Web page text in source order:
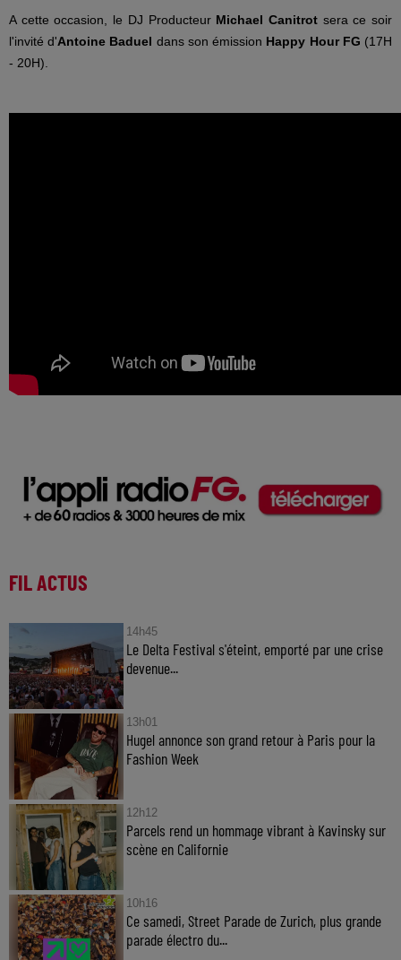
A cette occasion, le DJ Producteur Michael Canitrot sera ce soir
l'invité d'Antoine Baduel dans son émission Happy Hour FG (17H
- 20H).
FIL ACTUS
14h45
Le Delta Festival s'éteint, emporté par une crise
devenue...
13h01
Hugel annonce son grand retour à Paris pour la
Fashion Week
12h12
Parcels rend un hommage vibrant à Kavinsky sur
scène en Californie
10h16
Ce samedi, Street Parade de Zurich, plus grande
parade électro du...